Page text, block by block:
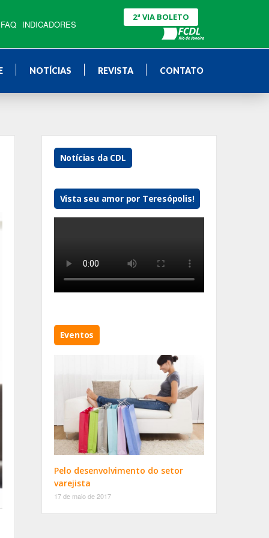
FAQ INDICADORES
2ª VIA BOLETO
NOTÍCIAS REVISTA CONTATO
Notícias da CDL
Vista seu amor por Teresópolis!
Eventos
Pelo desenvolvimento do setor
varejista
17 de maio de 2017